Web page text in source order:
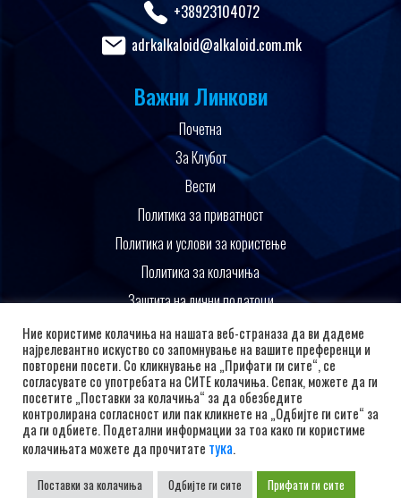
+38923104072
adrkalkaloid@alkaloid.com.mk
Важни Линкови
Почетна
За Клубот
Вести
Политика за приватност
Политика и услови за користење
Политика за колачиња
Заштита на лични податоци
Поддржано од
Copyright © 2026 РК Алкалоид
Ние користиме колачиња на нашата веб-страназа да ви дадеме
најрелевантно искуство со запомнување на вашите преференци и
повторени посети. Со кликнување на „Прифати ги сите“, се
согласувате со употребата на СИТЕ колачиња. Сепак, можете да ги
посетите „Поставки за колачиња“ за да обезбедите
контролирана согласност или пак кликнете на „Одбијте ги сите“ за
да ги одбиете. Подетални информации за тоа како ги користиме
колачињата можете да прочитате тука.
Поставки за колачиња Одбијте ги сите Прифати ги сите